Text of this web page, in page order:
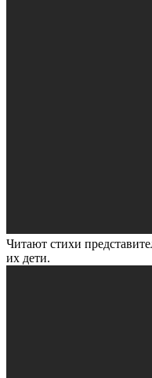
Читают стихи
их дети.